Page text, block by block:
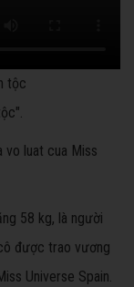
tộc
58 kg, là người
được trao vương
Universe Spain.